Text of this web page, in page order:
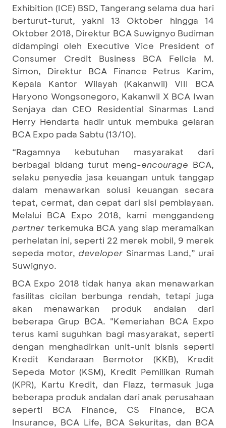
Exhibition (ICE) BSD, Tangerang selama dua hari
berturut-turut, yakni 13 Oktober hingga 14
Oktober 2018, Direktur BCA Suwignyo Budiman
didampingi oleh Executive Vice President of
Consumer Credit Business BCA Felicia M.
Simon, Direktur BCA Finance Petrus Karim,
Kepala Kantor Wilayah (Kakanwil) VIII BCA
Haryono Wongsonegoro, Kakanwil X BCA Iwan
Senjaya dan CEO Residential Sinarmas Land
Herry Hendarta hadir untuk membuka gelaran
BCA Expo pada Sabtu (13/10).
“Ragamnya kebutuhan masyarakat dari
berbagai bidang turut meng-encourage BCA,
selaku penyedia jasa keuangan untuk tanggap
dalam menawarkan solusi keuangan secara
tepat, cermat, dan cepat dari sisi pembiayaan.
Melalui BCA Expo 2018, kami menggandeng
partner terkemuka BCA yang siap meramaikan
perhelatan ini, seperti 22 merek mobil, 9 merek
sepeda motor, developer Sinarmas Land,” urai
Suwignyo.
BCA Expo 2018 tidak hanya akan menawarkan
fasilitas cicilan berbunga rendah, tetapi juga
akan menawarkan produk andalan dari
beberapa Grup BCA. "Kemeriahan BCA Expo
terus kami suguhkan bagi masyarakat, seperti
dengan menghadirkan unit-unit bisnis seperti
Kredit Kendaraan Bermotor (KKB), Kredit
Sepeda Motor (KSM), Kredit Pemilikan Rumah
(KPR), Kartu Kredit, dan Flazz, termasuk juga
beberapa produk andalan dari anak perusahaan
seperti BCA Finance, CS Finance, BCA
Insurance, BCA Life, BCA Sekuritas, dan BCA